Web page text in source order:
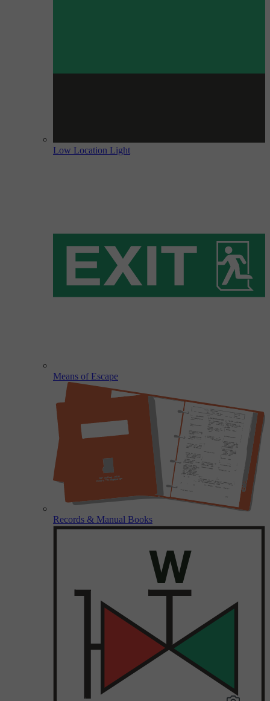
Low Location Light
Means of Escape
Records & Manual Books